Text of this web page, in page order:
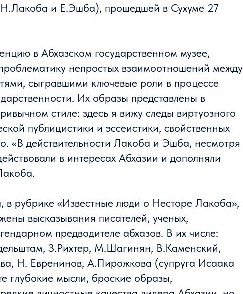
и Е.Эшба), прошедшей в Сухуме 27
в Абхазском государственном музее,
непростых взаимоотношений между
сыгравшими ключевые роли в процессе
Их образы представлены в
стиле: здесь я вижу следы виртуозного
публицистики и эссеистики, свойственных
«В действительности Лакоба и Эшба, несмотря
в интересах Абхазии и дополняли
в рубрике «Известные люди о Несторе Лакоба»,
высказывания писателей, ученых,
предводителе абхазов. В их числе:
З.Рихтер, М.Шагинян, В.Каменский,
Н. Евренинов, А.Пирожкова (супруга Исаака
глубокие мысли, броские образы,